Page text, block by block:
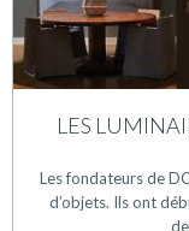
LES
Les fondateurs de
d’objets. Ils ont